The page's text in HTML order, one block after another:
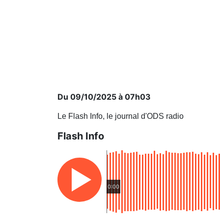
Du 09/10/2025 à 07h03
Le Flash Info, le journal d'ODS radio
Flash Info
0:00